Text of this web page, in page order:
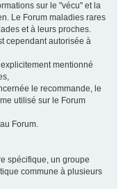
sur le "vécu" et la
Le Forum maladies rares
et à leurs proches.
cependant autorisée à
mentionné
le recommande, le
utilisé sur le Forum
Forum.
spécifique, un groupe
commune à plusieurs